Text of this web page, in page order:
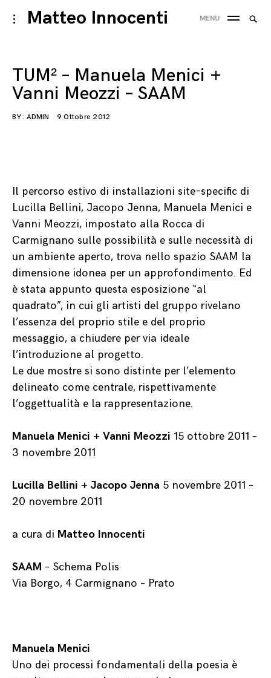
Skip
to
Matteo Innocenti
toggle
MENU
TUM² – Manuela Menici +
Vanni Meozzi – SAAM
BY : ADMIN 9 Ottobre 2012
Il percorso estivo di installazioni site-specific di
Lucilla Bellini, Jacopo Jenna, Manuela Menici e
Vanni Meozzi, impostato alla Rocca di
Carmignano sulle possibilità e sulle necessità di
un ambiente aperto, trova nello spazio SAAM la
dimensione idonea per un approfondimento. Ed
è stata appunto questa esposizione “al
quadrato”, in cui gli artisti del gruppo rivelano
l’essenza del proprio stile e del proprio
messaggio, a chiudere per via ideale
l’introduzione al progetto.
Le due mostre si sono distinte per l’elemento
delineato come centrale, rispettivamente
l’oggettualità e la rappresentazione.
Manuela Menici + Vanni Meozzi 15 ottobre 2011 –
3 novembre 2011
Lucilla Bellini + Jacopo Jenna 5 novembre 2011 –
20 novembre 2011
a cura di Matteo Innocenti
SAAM – Schema Polis
Via Borgo, 4 Carmignano – Prato
Manuela Menici
Uno dei processi fondamentali della poesia è